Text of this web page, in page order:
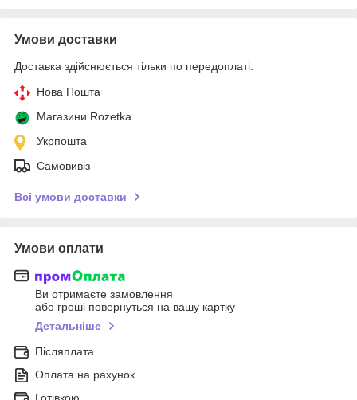
Умови доставки
Доставка здійснюється тільки по передоплаті.
Нова Пошта
Магазини Rozetka
Укрпошта
Самовивіз
Всі умови доставки
Умови оплати
Ви отримаєте замовлення
або гроші повернуться на вашу картку
Детальніше
Післяплата
Оплата на рахунок